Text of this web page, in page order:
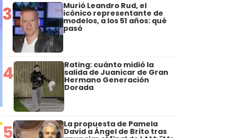
3 Murió Leandro Rud, el
icónico representante de
modelos, a los 51 años: qué
pasó
4 Rating: cuánto midió la
salida de Juanicar de Gran
Hermano Generación
Dorada
5 La propuesta de Pamela
David a Ángel de Brito tras